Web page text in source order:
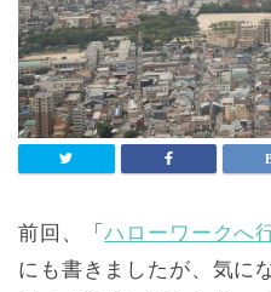
前回、「ハローワークへ
にも書きましたが、気に